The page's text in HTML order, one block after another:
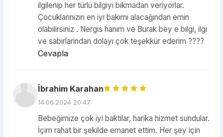
ilgilenip her türlü bilgiyi bıkmadan veriyorlar.
Çocuklarınızın en iyi bakımı alacağından emin
olabilirsiniz . Nergis hanım ve Burak bey e bilgi, ilgi
ve sabirlarindan dolayı çok teşekkür ederim ????
Cevapla
İbrahim Karahan
14.06.2024 20:47
Bebeğimize çok iyi baktılar, harika hizmet sundular.
İçim rahat bir şekilde emanet ettim. Her şey için